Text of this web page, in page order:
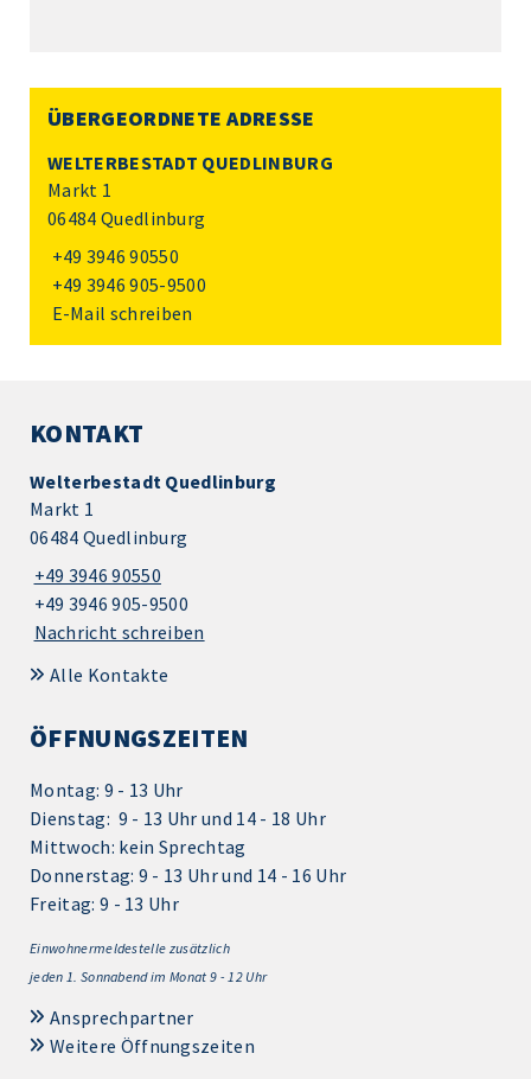
ÜBERGEORDNETE ADRESSE
WELTERBESTADT QUEDLINBURG
Markt 1
06484 Quedlinburg
+49 3946 90550
+49 3946 905-9500
E-Mail schreiben
KONTAKT
Welterbestadt Quedlinburg
Markt 1
06484 Quedlinburg
+49 3946 90550
+49 3946 905-9500
Nachricht schreiben
Alle Kontakte
ÖFFNUNGSZEITEN
Montag: 9 - 13 Uhr
Dienstag: 9 - 13 Uhr und 14 - 18 Uhr
Mittwoch: kein Sprechtag
Donnerstag: 9 - 13 Uhr und 14 - 16 Uhr
Freitag: 9 - 13 Uhr
Einwohnermeldestelle zusätzlich
jeden 1. Sonnabend im Monat 9 - 12 Uhr
Ansprechpartner
Weitere Öffnungszeiten